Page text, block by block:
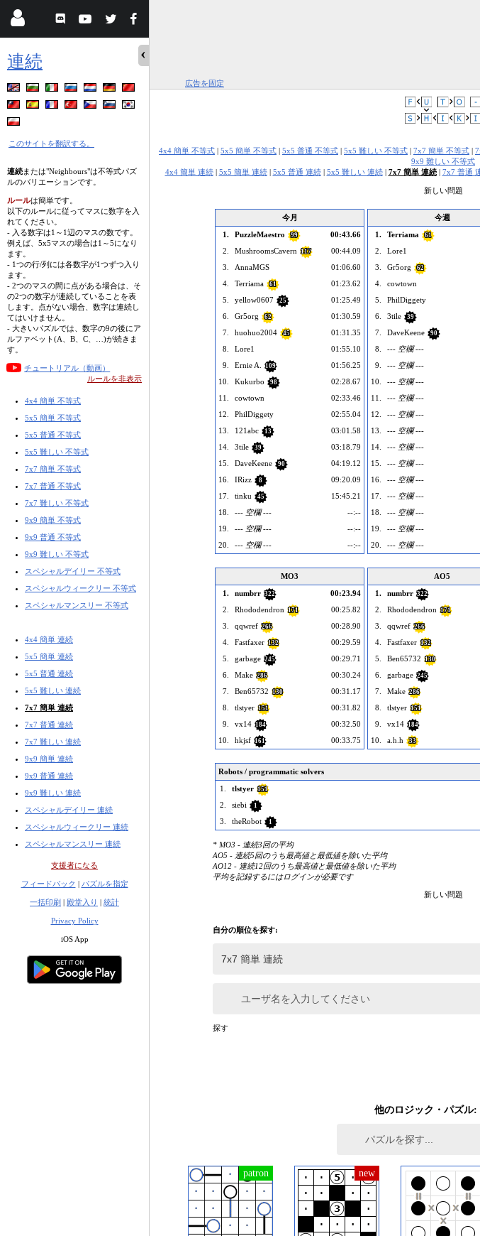
連続
このサイトを翻訳する。
連続または"Neighbours"は不等式パズ
ルのバリエーションです。
ルールは簡単です。
以下のルールに従ってマスに数字を入
れてください。
- 入る数字は1～1辺のマスの数です。
例えば、5x5マスの場合は1～5になり
ます。
- 1つの行/列には各数字が1つずつ入り
ます。
- 2つのマスの間に点がある場合は、そ
の2つの数字が連続していることを表
します。点がない場合、数字は連続し
てはいけません。
- 大きいパズルでは、数字の9の後にア
ルファベット(A、B、C、…)が続きま
す。
チュートリアル（動画）
ルールを非表示
4x4 簡単 不等式
5x5 簡単 不等式
5x5 普通 不等式
5x5 難しい 不等式
7x7 簡単 不等式
7x7 普通 不等式
7x7 難しい 不等式
9x9 簡単 不等式
9x9 普通 不等式
9x9 難しい 不等式
スペシャルデイリー 不等式
スペシャルウィークリー 不等式
スペシャルマンスリー 不等式
4x4 簡単 連続
5x5 簡単 連続
5x5 普通 連続
5x5 難しい 連続
7x7 簡単 連続
7x7 普通 連続
7x7 難しい 連続
9x9 簡単 連続
9x9 普通 連続
9x9 難しい 連続
スペシャルデイリー 連続
スペシャルウィークリー 連続
スペシャルマンスリー 連続
支援者になる
フィードバック | パズルを指定
一括印刷 | 殿堂入り | 統計
Privacy Policy
iOS App
広告を固定
4x4 簡単 不等式 | 5x5 簡単 不等式 | 5x5 普通 不等式 | 5x5 難しい 不等式 | 7x7 簡単 不等式 |
9x9 難しい 不等式
4x4 簡単 連続| 5x5 簡単 連続| 5x5 普通 連続| 5x5 難しい 連続| 7x7 簡単 連続| 7x7 普通
新しい問題
今月
1.
PuzzleMaestro 99
00:43.66
2.
MushroomsCavern 117
00:44.09
3.
AnnaMGS
01:06.60
4.
Terriama 61
01:23.62
5.
yellow0607 25
01:25.49
6.
Gr5org 62
01:30.59
7.
huohuo2004 45
01:31.35
8.
Lore1
01:55.10
9.
Ernie A. 109
01:56.25
10.
Kukurbo 98
02:28.67
11.
cowtown
02:33.46
12.
PhilDiggety
02:55.04
13.
121abc 13
03:01.58
14.
3tile 39
03:18.79
15.
DaveKeene 90
04:19.12
16.
IRizz 8
09:20.09
17.
tinku 45
15:45.21
18.
--- 空欄 ---
--:--
19.
--- 空欄 ---
--:--
20.
--- 空欄 --- --:--
今週
1.
Terriama 61
2.
Lore1
3.
Gr5org 62
4.
cowtown
5.
PhilDiggety
6.
3tile 39
7.
DaveKeene 90
8.
--- 空欄 ---
9.
--- 空欄 ---
10.
--- 空欄 ---
11.
--- 空欄 ---
12.
--- 空欄 ---
13.
--- 空欄 ---
14.
--- 空欄 ---
15.
--- 空欄 ---
16.
--- 空欄 ---
17.
--- 空欄 ---
18.
--- 空欄 ---
19.
--- 空欄 ---
20.
--- 空欄 ---
MO3
1.
numbrr 322
00:23.94
2.
Rhododendron 171
00:25.82
3.
qqwref 266
00:28.90
4.
Fastfaxer 132
00:29.59
5.
garbage 245
00:29.71
6.
Make 286
00:30.24
7.
Ben65732 130
00:31.17
8.
tlstyer 151
00:31.82
9.
vx14 184
00:32.50
10.
hkjsf 161 00:33.75
AO5
1.
numbrr 322
2.
Rhododendron 171
3.
qqwref 266
4.
Fastfaxer 132
5.
Ben65732 130
6.
garbage 245
7.
Make 286
8.
tlstyer 151
9.
vx14 184
10.
a.h.h 33
Robots / programmatic solvers
1.
tlstyer 151
2.
siebi 1
3.
theRobot 1
* MO3 - 連続3回の平均
AO5 - 連続5回のうち最高値と最低値を除いた平均
AO12 - 連続12回のうち最高値と最低値を除いた平均
平均を記録するにはログインが必要です
新しい問題
自分の順位を探す:
ユーザ名を入力してください
探す
他のロジック・パズル: